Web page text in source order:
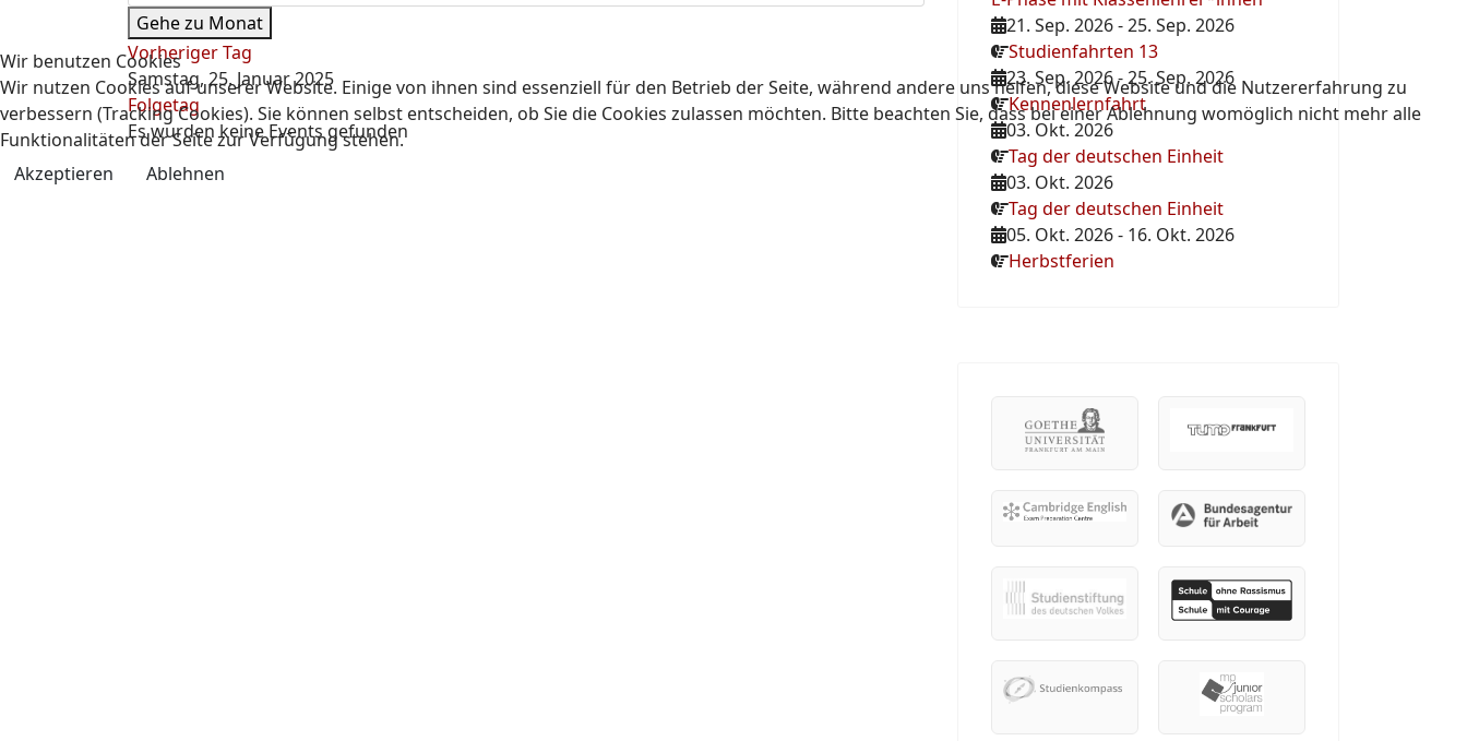
Gehe zu Monat
Vorheriger Tag
Samstag, 25. Januar 2025
Folgetag
Es wurden keine Events gefunden
21. Sep. 2026-25. Sep. 2026
Studienfahrten 13
23. Sep. 2026-25. Sep. 2026
Kennenlernfahrt
03. Okt. 2026
Tag der deutschen Einheit
03. Okt. 2026
Tag der deutschen Einheit
05. Okt. 2026- 16. Okt. 2026
Herbstferien
Wir benutzen Cookies
Wir nutzen Cookies auf unserer Website. Einige von ihnen sind essenziell für den Betrieb der Seite, während andere uns helfen, diese Website und die Nutzererfahrung zu
verbessern (Tracking Cookies). Sie können selbst entscheiden, ob Sie die Cookies zulassen möchten. Bitte beachten Sie, dass bei einer Ablehnung womöglich nicht mehr alle
Funktionalitäten der Seite zur Verfügung stehen.
Akzeptieren
Ablehnen